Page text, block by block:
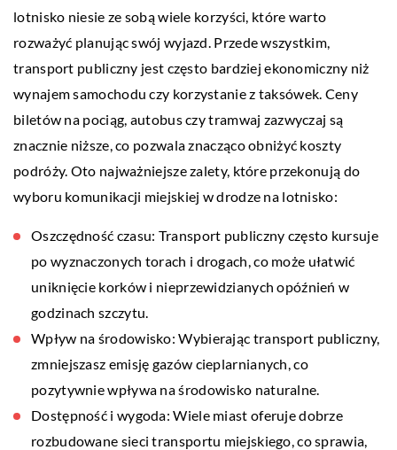
lotnisko niesie ze sobą wiele korzyści, które warto
rozważyć planując swój wyjazd. Przede wszystkim,
transport publiczny jest często bardziej ekonomiczny niż
wynajem samochodu czy korzystanie z taksówek. Ceny
biletów na pociąg, autobus czy tramwaj zazwyczaj są
znacznie niższe, co pozwala znacząco obniżyć koszty
podróży. Oto najważniejsze zalety, które przekonują do
wyboru komunikacji miejskiej w drodze na lotnisko:
Oszczędność czasu: Transport publiczny często kursuje
po wyznaczonych torach i drogach, co może ułatwić
uniknięcie korków i nieprzewidzianych opóźnień w
godzinach szczytu.
Wpływ na środowisko: Wybierając transport publiczny,
zmniejszasz emisję gazów cieplarnianych, co
pozytywnie wpływa na środowisko naturalne.
Dostępność i wygoda: Wiele miast oferuje dobrze
rozbudowane sieci transportu miejskiego, co sprawia,